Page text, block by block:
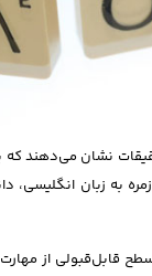
نشان می‌دهند که
سطح قابل‌قبولی از